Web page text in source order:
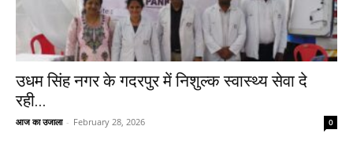
उधम सिंह नगर के गदरपुर में निशुल्क स्वास्थ्य सेवा दे
रही...
आज का उजाला - February 28, 2026 0